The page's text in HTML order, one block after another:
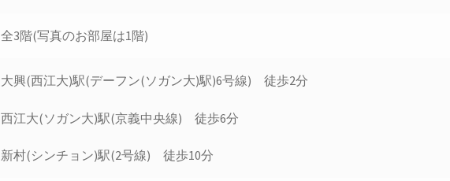
全3階(写真のお部屋は1階)
大興(西江大)駅(デーフン(ソガン大)駅)6号線) 徒歩2分
西江大(ソガン大)駅(京義中央線) 徒歩6分
新村(シンチョン)駅(2号線) 徒歩10分